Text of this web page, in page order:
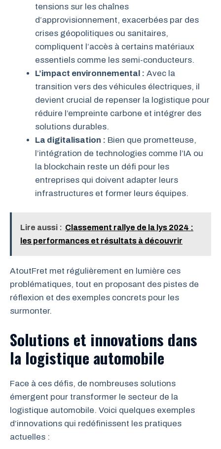
tensions sur les chaînes
d’approvisionnement, exacerbées par des
crises géopolitiques ou sanitaires,
compliquent l’accès à certains matériaux
essentiels comme les semi-conducteurs.
L’impact environnemental : Avec la
transition vers des véhicules électriques, il
devient crucial de repenser la logistique pour
réduire l’empreinte carbone et intégrer des
solutions durables.
La digitalisation : Bien que prometteuse,
l’intégration de technologies comme l’IA ou
la blockchain reste un défi pour les
entreprises qui doivent adapter leurs
infrastructures et former leurs équipes.
Lire aussi : Classement rallye de la lys 2024 :
les performances et résultats à découvrir
AtoutFret met régulièrement en lumière ces
problématiques, tout en proposant des pistes de
réflexion et des exemples concrets pour les
surmonter.
Solutions et innovations dans
la logistique automobile
Face à ces défis, de nombreuses solutions
émergent pour transformer le secteur de la
logistique automobile. Voici quelques exemples
d’innovations qui redéfinissent les pratiques
actuelles :